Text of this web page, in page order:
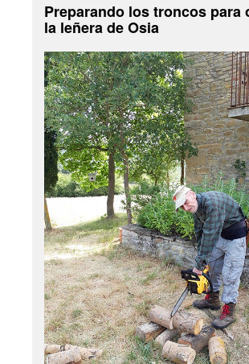
Preparando los troncos para
la leñera de Osia